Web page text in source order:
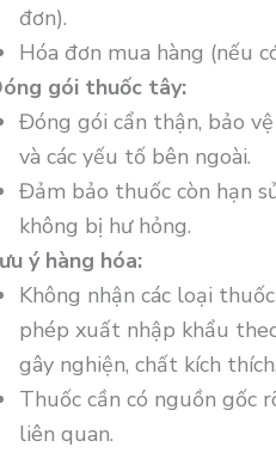
đơn).
Hóa đơn mua hàng (nếu
gói thuốc tây:
Đóng gói cẩn thận, bảo
và các yếu tố bên ngoài.
Đảm bảo thuốc còn hạn
không bị hư hỏng.
ý hàng hóa:
Không nhận các loại
phép xuất nhập khẩu
gây nghiện, chất kích
Thuốc cần có nguồn gốc
liên quan.